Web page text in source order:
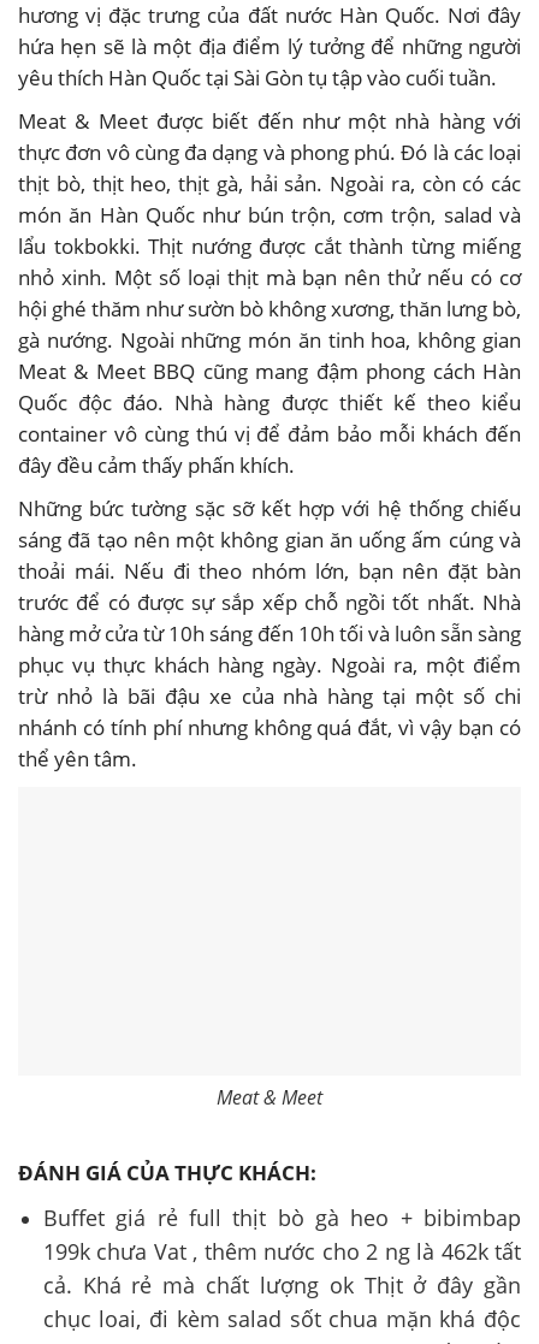
hương vị đặc trưng của đất nước Hàn Quốc. Nơi đây
hứa hẹn sẽ là một địa điểm lý tưởng để những người
yêu thích Hàn Quốc tại Sài Gòn tụ tập vào cuối tuần.
Meat & Meet được biết đến như một nhà hàng với
thực đơn vô cùng đa dạng và phong phú. Đó là các loại
thịt bò, thịt heo, thịt gà, hải sản. Ngoài ra, còn có các
món ăn Hàn Quốc như bún trộn, cơm trộn, salad và
lẩu tokbokki. Thịt nướng được cắt thành từng miếng
nhỏ xinh. Một số loại thịt mà bạn nên thử nếu có cơ
hội ghé thăm như sườn bò không xương, thăn lưng bò,
gà nướng. Ngoài những món ăn tinh hoa, không gian
Meat & Meet BBQ cũng mang đậm phong cách Hàn
Quốc độc đáo. Nhà hàng được thiết kế theo kiểu
container vô cùng thú vị để đảm bảo mỗi khách đến
đây đều cảm thấy phấn khích.
Những bức tường sặc sỡ kết hợp với hệ thống chiếu
sáng đã tạo nên một không gian ăn uống ấm cúng và
thoải mái. Nếu đi theo nhóm lớn, bạn nên đặt bàn
trước để có được sự sắp xếp chỗ ngồi tốt nhất. Nhà
hàng mở cửa từ 10h sáng đến 10h tối và luôn sẵn sàng
phục vụ thực khách hàng ngày. Ngoài ra, một điểm
trừ nhỏ là bãi đậu xe của nhà hàng tại một số chi
nhánh có tính phí nhưng không quá đắt, vì vậy bạn có
thể yên tâm.
Meat & Meet
ĐÁNH GIÁ CỦA THỰC KHÁCH:
Buffet giá rẻ full thịt bò gà heo + bibimbap
199k chưa Vat , thêm nước cho 2 ng là 462k tất
cả. Khá rẻ mà chất lượng ok Thịt ở đây gần
chục loai, đi kèm salad sốt chua mặn khá độc